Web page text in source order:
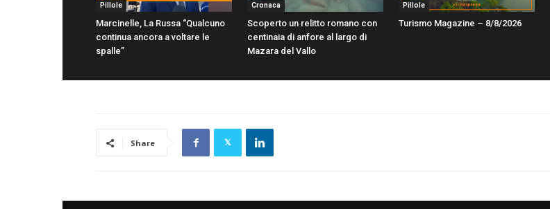
Pillole
Marcinelle, La Russa “Qualcuno
continua ancora a voltare le
spalle”
Cronaca
Scoperto un relitto romano con
centinaia di anfore al largo di
Mazara del Vallo
Pillole
Turismo Magazine – 8/8/2026
Share